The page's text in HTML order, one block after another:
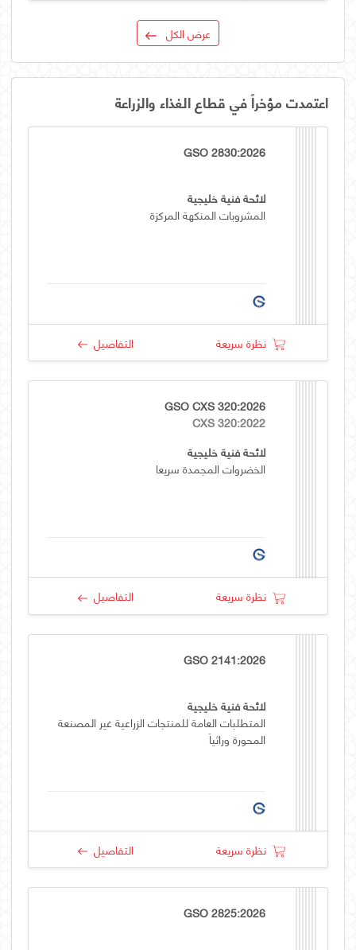
عرض الكل
اعتمدت مؤخراً في قطاع الغذاء والزراعة
GSO 2830:2026
لائحة فنية خليجية
المشروبات المنكهة المركزة
نظرة سريعة التفاصيل
GSO CXS 320:2026
CXS 320:2022
لائحة فنية خليجية
الخضروات المجمدة سريعا
نظرة سريعة التفاصيل
GSO 2141:2026
لائحة فنية خليجية
المتطلبات العامة للمنتجات الزراعية غير المصنعة
المحورة وراثياَ
نظرة سريعة التفاصيل
GSO 2825:2026